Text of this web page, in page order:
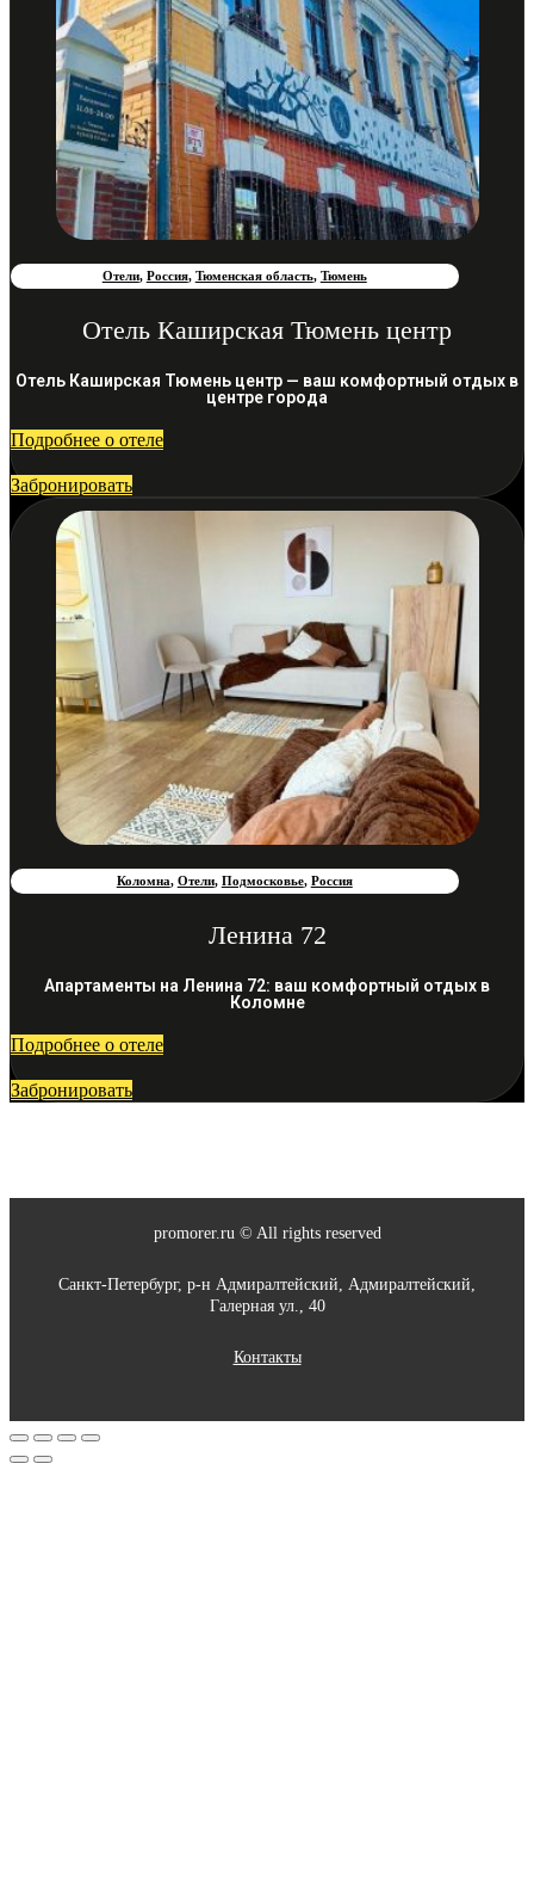
Отели, Россия, Тюменская область, Тюмень
Отель Каширская Тюмень центр
Отель Каширская Тюмень центр — ваш комфортный отдых в
центре города
Подробнее о отеле
Забронировать
Коломна, Отели, Подмосковье, Россия
Ленина 72
Апартаменты на Ленина 72: ваш комфортный отдых в
Коломне
Подробнее о отеле
Забронировать
promorer.ru © All rights reserved
Санкт-Петербург, р-н Адмиралтейский, Адмиралтейский,
Галерная ул., 40
Контакты